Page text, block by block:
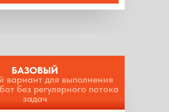
БАЗОВЫЙ
вариант для выполнения
без регулярного потока
задач